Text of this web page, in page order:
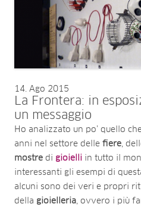
14 Ago 2015
La Frontera: in
un messaggio
Ho analizzato un po’ quello
anni nel settore delle fiere,
mostre di gioielli in tutto il
interessanti gli esempi di
alcuni sono dei veri e propri
della gioielleria, ovvero i più